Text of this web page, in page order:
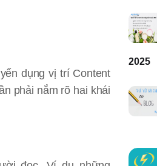
dụng vị trí Content
phải nắm rõ hai khái
2025